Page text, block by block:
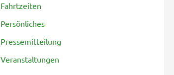
Fahrtzeiten
Persönliches
Pressemitteilung
Veranstaltungen